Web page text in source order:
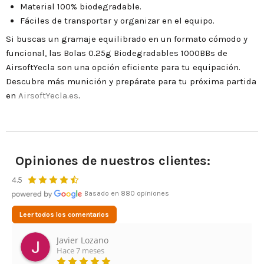
Material 100% biodegradable.
Fáciles de transportar y organizar en el equipo.
Si buscas un gramaje equilibrado en un formato cómodo y
funcional, las Bolas 0.25g Biodegradables 1000BBs de
AirsoftYecla son una opción eficiente para tu equipación.
Descubre más munición y prepárate para tu próxima partida
en AirsoftYecla.es.
Opiniones de nuestros clientes:
4.5
Basado en 880 opiniones
Leer todos los comentarios
Javier Lozano
Hace 7 meses